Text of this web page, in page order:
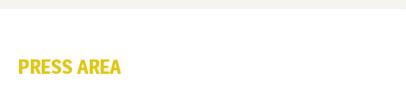
PRESS AREA